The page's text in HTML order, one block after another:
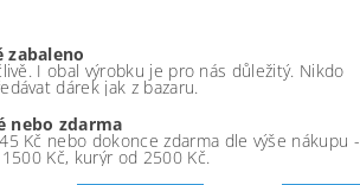
zabaleno
I obal výrobku je pro nás důležitý. Nikdo
dárek jak z bazaru.
nebo zdarma
Kč nebo dokonce zdarma dle výše nákupu -
Kč, kurýr od 2500 Kč.